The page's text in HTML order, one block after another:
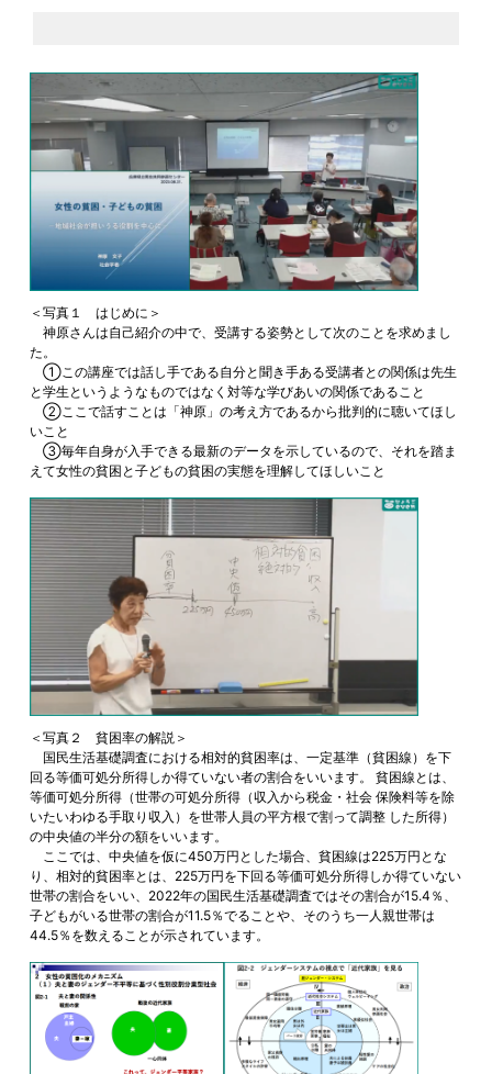
＜写真１ はじめに＞
神原さんは自己紹介の中で、受講する姿勢として次のことを求めまし
た。
①この講座では話し手である自分と聞き手ある受講者との関係は先生
と学生というようなものではなく対等な学びあいの関係であること
②ここで話すことは「神原」の考え方であるから批判的に聴いてほし
いこと
③毎年自身が入手できる最新のデータを示しているので、それを踏ま
えて女性の貧困と子どもの貧困の実態を理解してほしいこと
＜写真２ 貧困率の解説＞
国民生活基礎調査における相対的貧困率は、一定基準（貧困線）を下
回る等価可処分所得しか得ていない者の割合をいいます。 貧困線とは、
等価可処分所得（世帯の可処分所得（収入から税金・社会 保険料等を除
いたいわゆる手取り収入）を世帯人員の平方根で割って調整 した所得）
の中央値の半分の額をいいます。
ここでは、中央値を仮に450万円とした場合、貧困線は225万円とな
り、相対的貧困率とは、225万円を下回る等価可処分所得しか得ていない
世帯の割合をいい、2022年の国民生活基礎調査ではその割合が15.4％、
子どもがいる世帯の割合が11.5％でることや、そのうち一人親世帯は
44.5％を数えることが示されています。